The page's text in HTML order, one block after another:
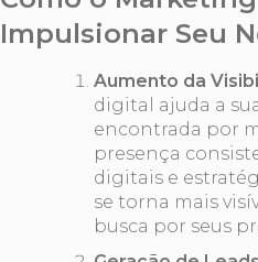
Impulsionar Seu
Aumento da
digital ajuda a
encontrada por
presença
digitais e
se torna mais
busca por seus